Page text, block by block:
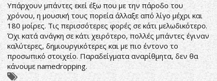
Υπάρχουν μπάντες εκεί έξω που με την πάροδο του
χρόνου, η μουσική τους πορεία άλλαξε από λίγο μέχρι και
180 μοίρες. Τις περισσότερες φορές σε κάτι μελωδικότερο.
Όχι κατά ανάγκη σε κάτι χειρότερο, πολλές μπάντες έγιναν
καλύτερες, δημιουργικότερες και με πιο έντονο το
προσωπικό στοιχείο. Παραδείγματα αναρίθμητα, δεν θα
κάνουμε namedropping.